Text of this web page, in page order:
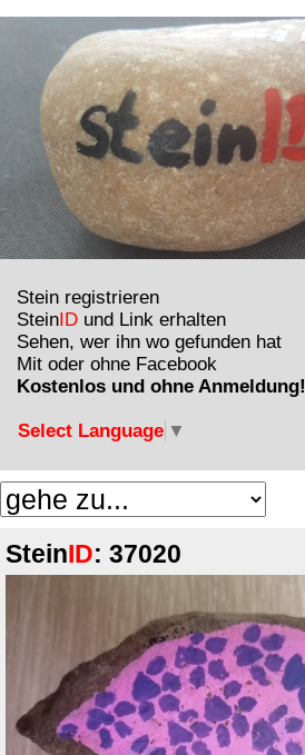
Stein registrieren
Stein ID und Link erhalten
Sehen, wer ihn wo gefunden hat
Mit oder ohne Facebook
Kostenlos und ohne Anmeldung!
Select Language ▼
Stein ID: 37020